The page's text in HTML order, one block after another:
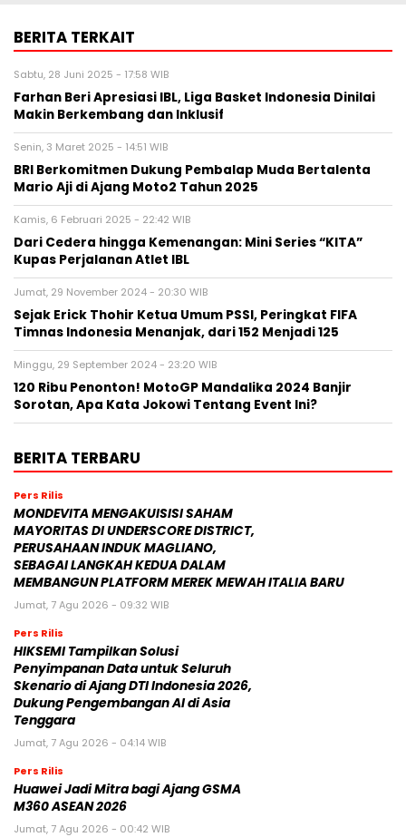
BERITA TERKAIT
Sabtu, 28 Juni 2025 - 17:58 WIB
Farhan Beri Apresiasi IBL, Liga Basket Indonesia Dinilai
Makin Berkembang dan Inklusif
Senin, 3 Maret 2025 - 14:51 WIB
BRI Berkomitmen Dukung Pembalap Muda Bertalenta
Mario Aji di Ajang Moto2 Tahun 2025
Kamis, 6 Februari 2025 - 22:42 WIB
Dari Cedera hingga Kemenangan: Mini Series “KITA”
Kupas Perjalanan Atlet IBL
Jumat, 29 November 2024 - 20:30 WIB
Sejak Erick Thohir Ketua Umum PSSI, Peringkat FIFA
Timnas Indonesia Menanjak, dari 152 Menjadi 125
Minggu, 29 September 2024 - 23:20 WIB
120 Ribu Penonton! MotoGP Mandalika 2024 Banjir
Sorotan, Apa Kata Jokowi Tentang Event Ini?
BERITA TERBARU
Pers Rilis
MONDEVITA MENGAKUISISI SAHAM
MAYORITAS DI UNDERSCORE DISTRICT,
PERUSAHAAN INDUK MAGLIANO,
SEBAGAI LANGKAH KEDUA DALAM
MEMBANGUN PLATFORM MEREK MEWAH ITALIA BARU
Jumat, 7 Agu 2026 - 09:32 WIB
Pers Rilis
HIKSEMI Tampilkan Solusi
Penyimpanan Data untuk Seluruh
Skenario di Ajang DTI Indonesia 2026,
Dukung Pengembangan AI di Asia
Tenggara
Jumat, 7 Agu 2026 - 04:14 WIB
Pers Rilis
Huawei Jadi Mitra bagi Ajang GSMA
M360 ASEAN 2026
Jumat, 7 Agu 2026 - 00:42 WIB